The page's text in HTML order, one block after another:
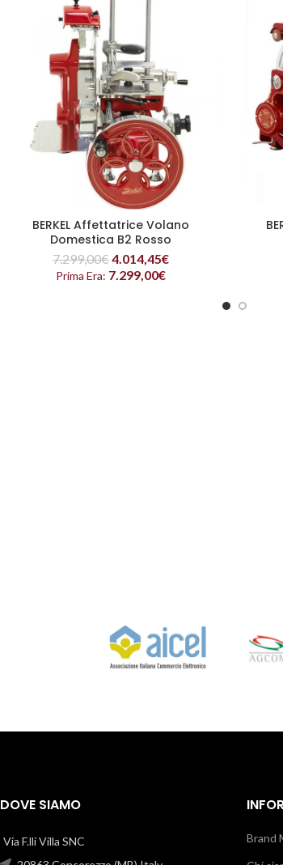
LEGGI TUTTO
BERKEL Affettatrice Volano
Domestica B2 Rosso
7.299,00€4.014,45€
Prima Era: 7.299,00€
DOVE SIAMO
Via F.lli Villa SNC
Brand